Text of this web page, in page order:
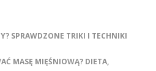
SPRAWDZONE TRIKI I TECHNIKI
MASĘ MIĘŚNIOWĄ? DIETA,